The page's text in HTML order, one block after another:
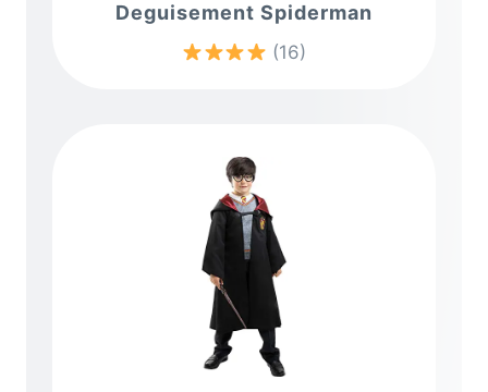
Deguisement Spiderman
(16)